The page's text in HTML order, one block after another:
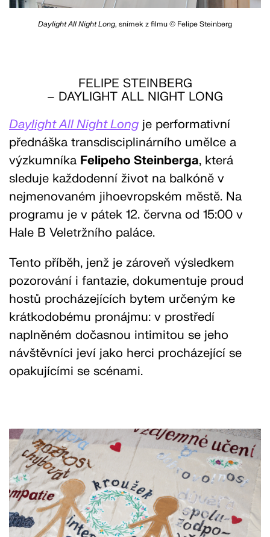
Daylight All Night Long, snímek z filmu © Felipe Steinberg
FELIPE STEINBERG
– DAYLIGHT ALL NIGHT LONG
Daylight All Night Long je performativní
přednáška transdisciplinárního umělce a
výzkumníka Felipeho Steinberga, která
sleduje každodenní život na balkóně v
nejmenovaném jihoevropském městě. Na
programu je v pátek 12. června od 15:00 v
Hale B Veletržního paláce.
Tento příběh, jenž je zároveň výsledkem
pozorování i fantazie, dokumentuje proud
hostů procházejících bytem určeným ke
krátkodobému pronájmu: v prostředí
naplněném dočasnou intimitou se jeho
návštěvníci jeví jako herci procházející se
opakujícími se scénami.